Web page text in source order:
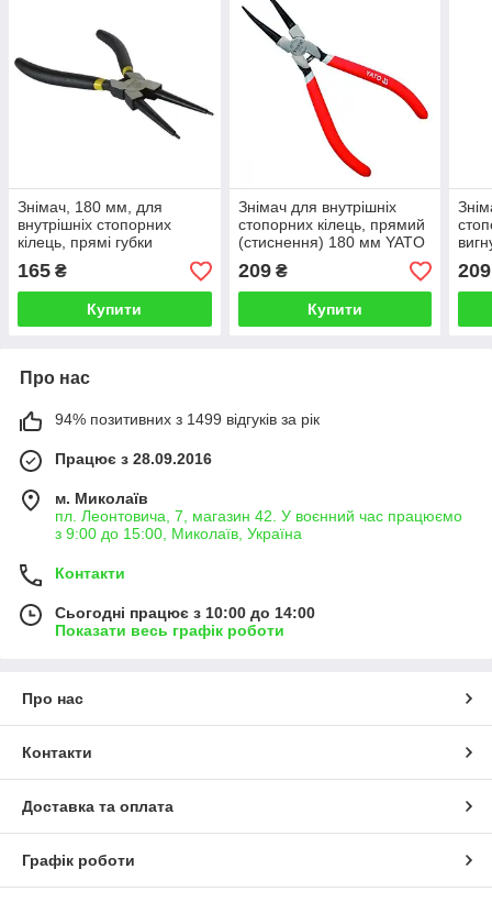
Знімач, 180 мм, для
внутрішніх стопорних
кілець, прямі губки
(стиснення) СТАЛЬ 41047
165 ₴
Купити
Знімач для внутрішніх
стопорних кілець, прямий
(стиснення) 180 мм YATO
YT-2137
209₴
Купити
мм
209
Про нас
94% позитивних з 1499 відгуків за рік
Працює з 28.09.2016
м. Миколаїв
пл. Леонтовича, 7, магазин 42. У воєнний час працюємо
з 9:00 до 15:00, Миколаїв, Україна
Контакти
Сьогодні працює з 10:00 до 14:00
Показати весь графік роботи
Про нас
Контакти
Доставка та оплата
Графік роботи